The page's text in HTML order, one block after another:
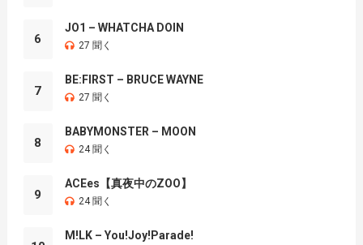
6
JO1 – WHATCHA DOIN
27 聞く
7
BE:FIRST – BRUCE WAYNE
27 聞く
8
BABYMONSTER – MOON
24 聞く
9
ACEes【真夜中のZOO】
24 聞く
M!LK – You!Joy!Parade!